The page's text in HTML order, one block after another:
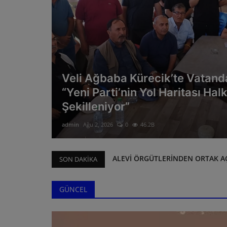
Veli Ağbaba Kürecik’te
“Yeni Parti’nin Yol Haritası
Şekilleniyor”
admin Ağu 2, 2026 0 46.2B
SON DAKIKA
KAFTANCIOĞLU 'TERÖR ÖRGÜTÜ
GÜNCEL